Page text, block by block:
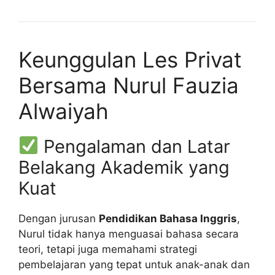
Keunggulan Les Privat
Bersama Nurul Fauzia
Alwaiyah
Pengalaman dan Latar
Belakang Akademik yang
Kuat
Dengan jurusan Pendidikan Bahasa Inggris,
Nurul tidak hanya menguasai bahasa secara
teori, tetapi juga memahami strategi
pembelajaran yang tepat untuk anak-anak dan